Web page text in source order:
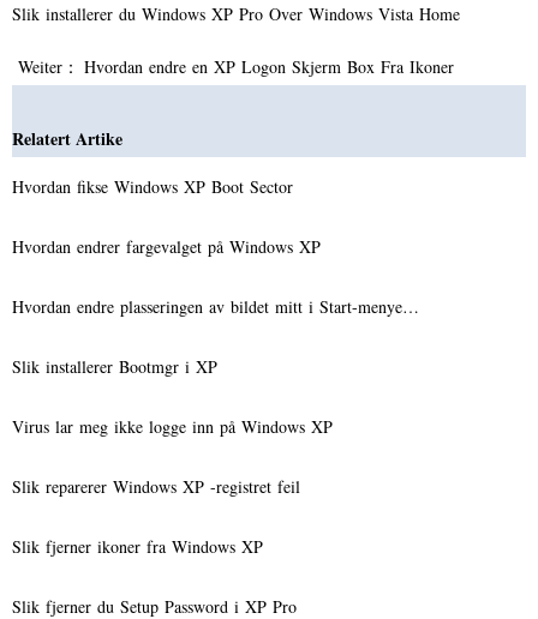
Slik installerer du Windows XP Pro Over Windows Vista Home
Weiter： Hvordan endre en XP Logon Skjerm Box Fra Ikoner
Relatert Artike
Hvordan fikse Windows XP Boot Sector
Hvordan endrer fargevalget på Windows XP
Hvordan endre plasseringen av bildet mitt i Start-menye…
Slik installerer Bootmgr i XP
Virus lar meg ikke logge inn på Windows XP
Slik reparerer Windows XP -registret feil
Slik fjerner ikoner fra Windows XP
Slik fjerner du Setup Password i XP Pro